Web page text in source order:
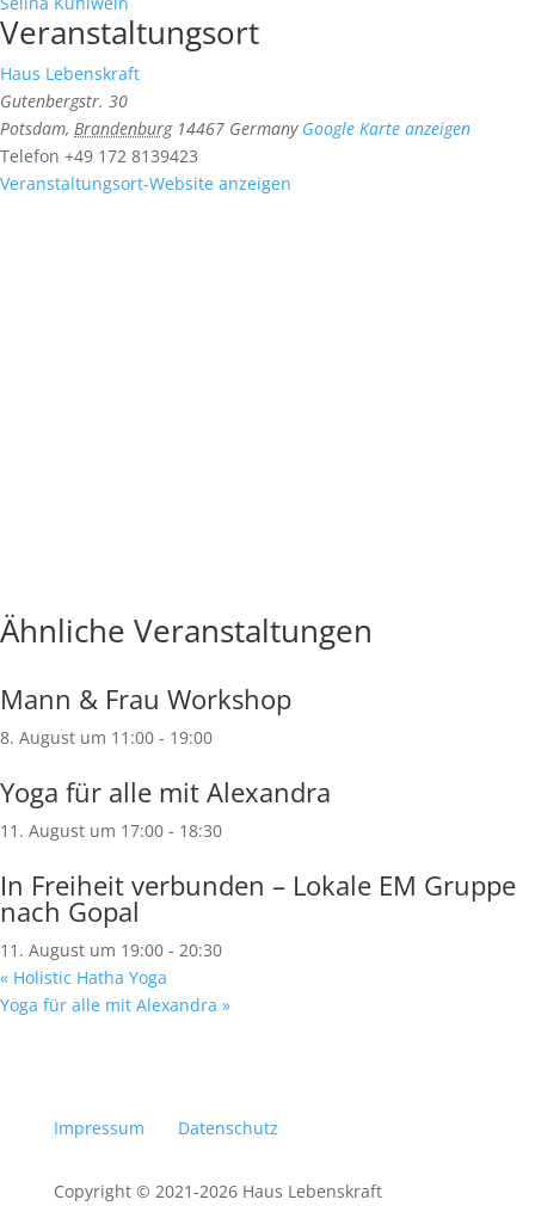
Veranstaltungsort
Haus Lebenskraft
Gutenbergstr. 30
Potsdam, Brandenburg 14467 Germany Google Karte anzeigen
Telefon +49 172 8139423
Veranstaltungsort-Website anzeigen
Ähnliche Veranstaltungen
Mann & Frau Workshop
8. August um 11:00 - 19:00
Yoga für alle mit Alexandra
11. August um 17:00 - 18:30
In Freiheit verbunden – Lokale EM Gruppe
nach Gopal
11. August um 19:00 - 20:30
« Holistic Hatha Yoga
Yoga für alle mit Alexandra »
Impressum Datenschutz
Copyright © 2021-2026 Haus Lebenskraft